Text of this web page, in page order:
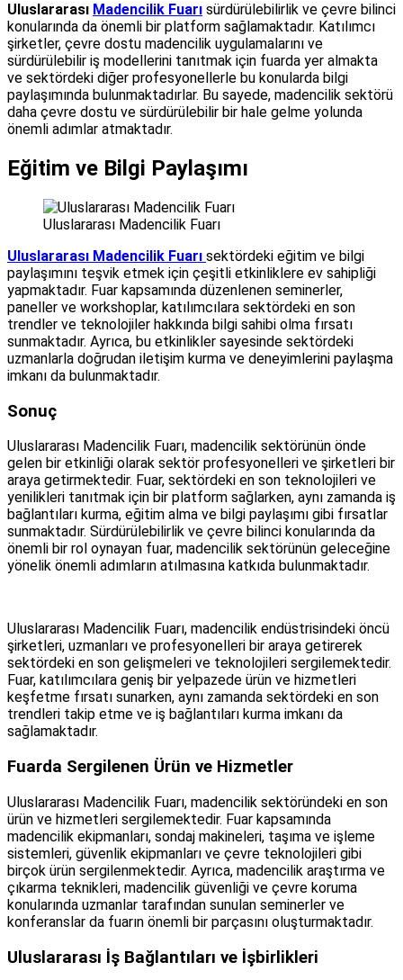
Uluslararası Madencilik Fuarı sürdürülebilirlik ve çevre bilinci
konularında da önemli bir platform sağlamaktadır. Katılımcı
şirketler, çevre dostu madencilik uygulamalarını ve
sürdürülebilir iş modellerini tanıtmak için fuarda yer almakta
ve sektördeki diğer profesyonellerle bu konularda bilgi
paylaşımında bulunmaktadırlar. Bu sayede, madencilik sektörü
daha çevre dostu ve sürdürülebilir bir hale gelme yolunda
önemli adımlar atmaktadır.
Eğitim ve Bilgi Paylaşımı
Uluslararası Madencilik Fuarı
Uluslararası Madencilik Fuarı sektördeki eğitim ve bilgi
paylaşımını teşvik etmek için çeşitli etkinliklere ev sahipliği
yapmaktadır. Fuar kapsamında düzenlenen seminerler,
paneller ve workshoplar, katılımcılara sektördeki en son
trendler ve teknolojiler hakkında bilgi sahibi olma fırsatı
sunmaktadır. Ayrıca, bu etkinlikler sayesinde sektördeki
uzmanlarla doğrudan iletişim kurma ve deneyimlerini paylaşma
imkanı da bulunmaktadır.
Sonuç
Uluslararası Madencilik Fuarı, madencilik sektörünün önde
gelen bir etkinliği olarak sektör profesyonelleri ve şirketleri bir
araya getirmektedir. Fuar, sektördeki en son teknolojileri ve
yenilikleri tanıtmak için bir platform sağlarken, aynı zamanda iş
bağlantıları kurma, eğitim alma ve bilgi paylaşımı gibi fırsatlar
sunmaktadır. Sürdürülebilirlik ve çevre bilinci konularında da
önemli bir rol oynayan fuar, madencilik sektörünün geleceğine
yönelik önemli adımların atılmasına katkıda bulunmaktadır.
Uluslararası Madencilik Fuarı, madencilik endüstrisindeki öncü
şirketleri, uzmanları ve profesyonelleri bir araya getirerek
sektördeki en son gelişmeleri ve teknolojileri sergilemektedir.
Fuar, katılımcılara geniş bir yelpazede ürün ve hizmetleri
keşfetme fırsatı sunarken, aynı zamanda sektördeki en son
trendleri takip etme ve iş bağlantıları kurma imkanı da
sağlamaktadır.
Fuarda Sergilenen Ürün ve Hizmetler
Uluslararası Madencilik Fuarı, madencilik sektöründeki en son
ürün ve hizmetleri sergilemektedir. Fuar kapsamında
madencilik ekipmanları, sondaj makineleri, taşıma ve işleme
sistemleri, güvenlik ekipmanları ve çevre teknolojileri gibi
birçok ürün sergilenmektedir. Ayrıca, madencilik araştırma ve
çıkarma teknikleri, madencilik güvenliği ve çevre koruma
konularında uzmanlar tarafından sunulan seminerler ve
konferanslar da fuarın önemli bir parçasını oluşturmaktadır.
Uluslararası İş Bağlantıları ve İşbirlikleri